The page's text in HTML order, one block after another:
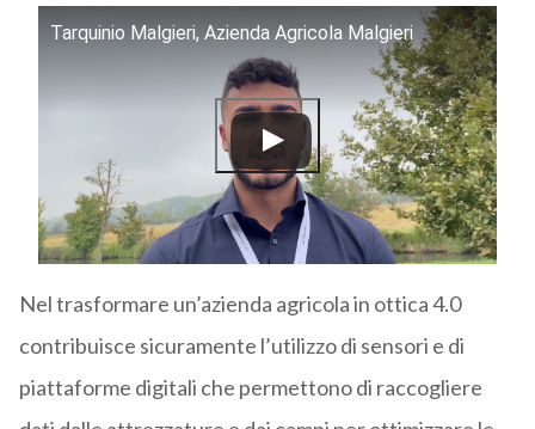
Tarquinio Malgieri, Azienda Agricola Malgieri
Nel trasformare un’azienda agricola in ottica 4.0
contribuisce sicuramente l’utilizzo di sensori e di
piattaforme digitali che permettono di raccogliere